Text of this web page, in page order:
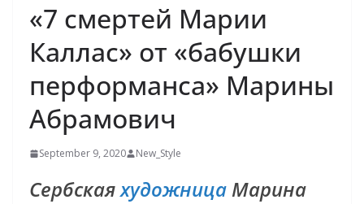
«7 смертей Марии
Каллас» от «бабушки
перформанса» Марины
Абрамович
September 9, 2020 New_Style
Сербскаяхудожница Марина